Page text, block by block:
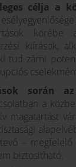
célja
kiírások,
tud zárni
során
a
magatartást
– megfelelő
biztosítható.